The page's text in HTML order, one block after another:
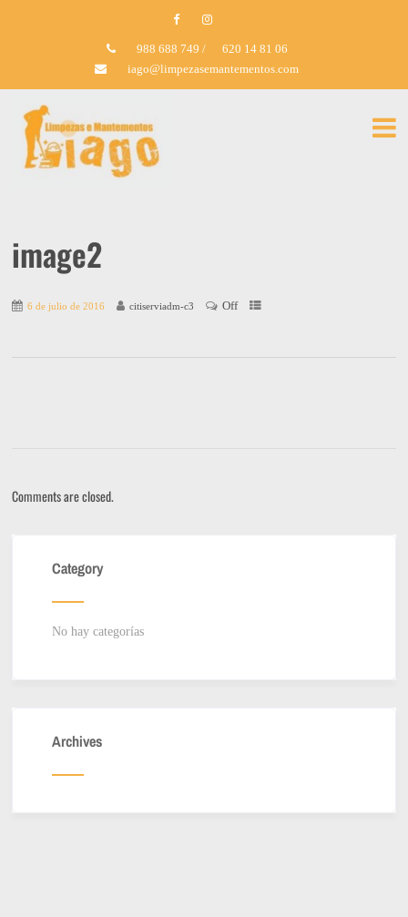
988 688 749 /
620 14 81 06
iago@limpezasemantementos.com
image2
6 de julio de 2016 citiserviadm-c3 Off
Comments are closed.
Category
No hay categorías
Archives